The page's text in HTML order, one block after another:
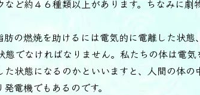
ど約４６種類以上があります。ちなみに
の燃焼を助けるには電気的に電離した状態
でなければなりません。私たちの体は電
状態になるのかといいますと、人間の体
電機でもあるのです。